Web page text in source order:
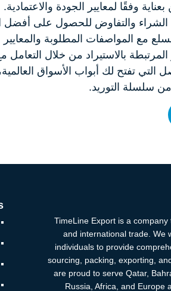
بعناية وفقًا لمعايير الجودة والاعتمادية.
الشراء والتفاوض للحصول على
مع المواصفات المطلوبة والمعايير
بالاستيراد من خلال
التي تفتح لك أبواب الأسواق
سلسلة التوريد.
TimeLine Export is a
and international trade. We
individuals to provide
sourcing, packing, exporting,
are proud to serve Qatar,
Russia, Africa, and Europe